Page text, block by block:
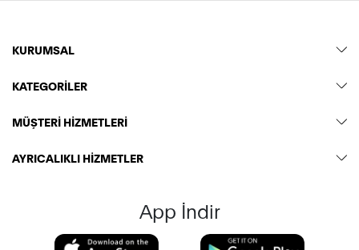
KURUMSAL
KATEGORİLER
MÜŞTERİ HİZMETLERİ
AYRICALIKLI HİZMETLER
App İndir